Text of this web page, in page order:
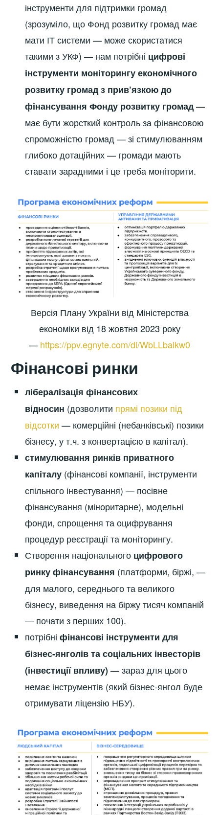
інструменти для підтримки громад
(зрозуміло, що Фонд розвитку громад має
мати ІТ системи — може скористатися
такими з УКФ) — нам потрібні цифрові
інструменти моніторингу економічного
розвитку громад з прив’язкою до
фінансування Фонду розвитку громад—
має бути жорсткий контроль за фінансовою
спроможністю громад — зі стимулюванням
глибоко дотаційних — громади мають
ставати зарадними і це треба моніторити.
Версія Плану України від Міністерства
економіки від 18 жовтня 2023 року
— https://ppv.egnyte.com/dl/WbLLbalkw0
Фінансові ринки
лібералізація фінансових
відносин (дозволити прямі позики під
відсотки — комерційні (небанківські) позики
бізнесу, у т.ч. з конвертацією в капітал).
стимулювання ринків приватного
капіталу (фінансові компанії, інструменти
спільного інвестування) — посівне
фінансування (міноритарне), модельні
фонди, спрощення та оцифрування
процедур реєстрації та моніторингу.
Створення національного цифрового
ринку фінансування (платформи, біржі, —
для малого, середнього та великого
бізнесу, виведення на біржу тисяч компаній
— почати з перших 100).
потрібніфінансові інструменти для
бізнес-янголів та соціальних інвесторів
(інвестиції впливу)— зараз для цього
немає інструментів (який бізнес-янгол буде
отримувати ліцензію НБУ).